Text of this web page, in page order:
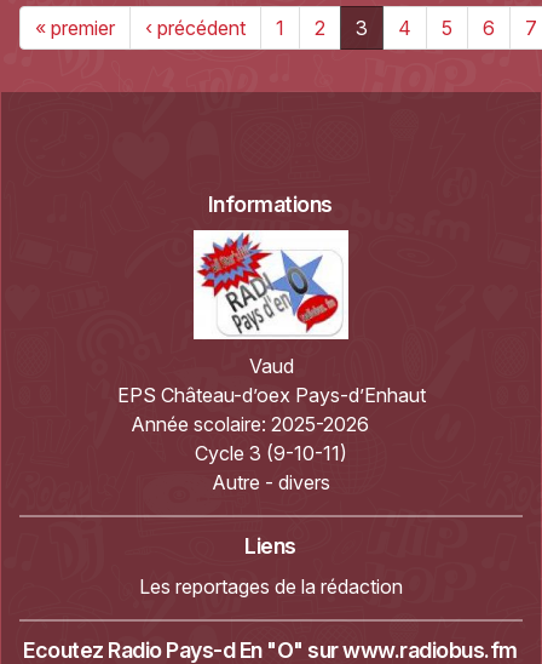
« premier ‹ précédent 1 2 3 4 5 6 7
Informations
Vaud
EPS Château-d’oex Pays-d’Enhaut
Année scolaire: 2025-2026
Cycle 3 (9-10-11)
Autre - divers
Liens
Les reportages de la rédaction
Ecoutez Radio Pays-d En "O" surwww.radiobus.fm